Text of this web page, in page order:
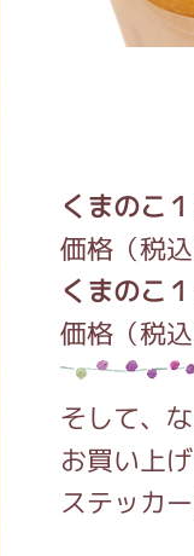
くまのこ
価格（税
くまのこ
価格（税
そして、な
お買い上
ステッカ